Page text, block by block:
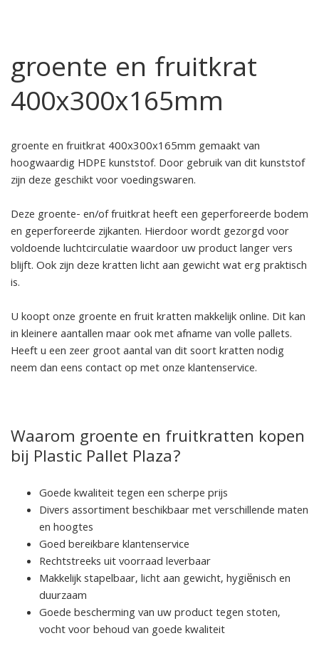
groente en fruitkrat
400x300x165mm
groente en fruitkrat 400x300x165mm gemaakt van
hoogwaardig HDPE kunststof. Door gebruik van dit kunststof
zijn deze geschikt voor voedingswaren.
Deze groente- en/of fruitkrat heeft een geperforeerde bodem
en geperforeerde zijkanten. Hierdoor wordt gezorgd voor
voldoende luchtcirculatie waardoor uw product langer vers
blijft. Ook zijn deze kratten licht aan gewicht wat erg praktisch
is.
U koopt onze groente en fruit kratten makkelijk online. Dit kan
in kleinere aantallen maar ook met afname van volle pallets.
Heeft u een zeer groot aantal van dit soort kratten nodig
neem dan eens contact op met onze klantenservice.
Waarom groente en fruitkratten kopen
bij Plastic Pallet Plaza?
Goede kwaliteit tegen een scherpe prijs
Divers assortiment beschikbaar met verschillende maten
en hoogtes
Goed bereikbare klantenservice
Rechtstreeks uit voorraad leverbaar
Makkelijk stapelbaar, licht aan gewicht, hygiënisch en
duurzaam
Goede bescherming van uw product tegen stoten,
vocht voor behoud van goede kwaliteit